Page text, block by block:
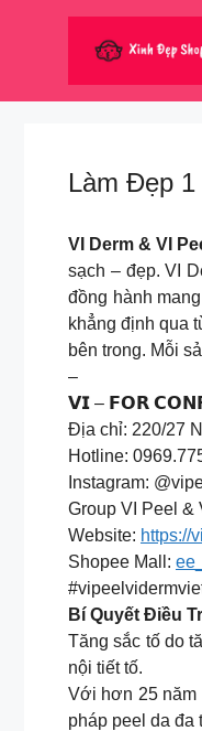
Làm Đẹp 1
VI Derm & VI
sạch – đẹp. VI
đồng hành
khẳng định qua
bên trong. Mỗi
–
𝗩𝗜 – 𝗙𝗢𝗥
Địa chỉ: 220/27
Hotline:
Instagram:
Group VI Peel &
Website: https://
Shopee Mall:
Bí Quyết Điều
Tăng sắc tố do
nội tiết tố.
Với hơn 25 năm
pháp peel da đa